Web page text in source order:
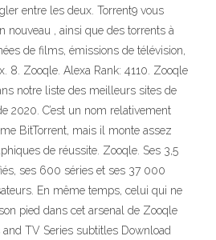
entre les deux. Torrent9 vous
nouveau , ainsi que des torrents à
de films, émissions de télévision,
8. Zooqle. Alexa Rank: 4110. Zooqle
notre liste des meilleurs sites de
2020. C’est un nom relativement
BitTorrent, mais il monte assez
de réussite. Zooqle. Ses 3,5
ses 600 séries et ses 37 000
En même temps, celui qui ne
pied dans cet arsenal de Zooqle
TV Series subtitles Download